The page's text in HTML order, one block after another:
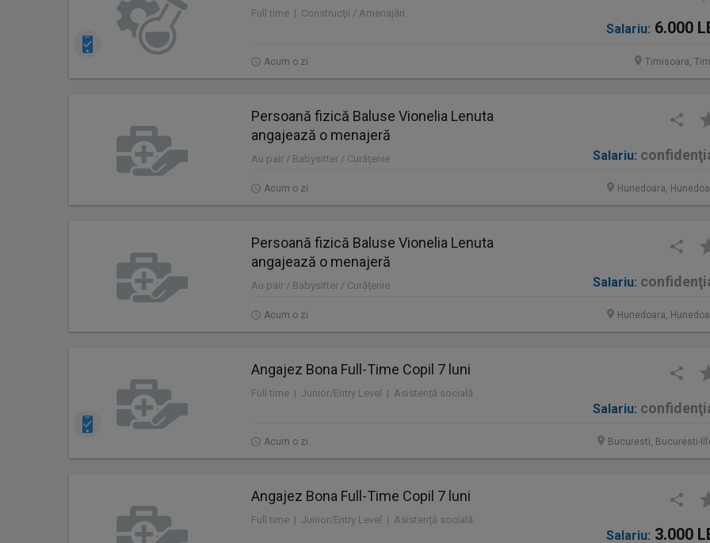
Full time | Construcţii / Amenajări
Salariu: 6.000
Acum o zi Timisoara,
Persoană fizică Baluse Vionelia Lenuta
angajează o menajeră
Au pair / Babysitter / Curăţenie Salariu:
Acum o zi Hunedoara,
Persoană fizică Baluse Vionelia Lenuta
angajează o menajeră
Au pair / Babysitter / Curăţenie Salariu:
Acum o zi Hunedoara,
Angajez Bona Full-Time Copil 7 luni
Full time | Junior/Entry Level | Asistență socială
Salariu:
Acum o zi Bucuresti, Bucuresti-
Angajez Bona Full-Time Copil 7 luni
Full time | Junior/Entry Level | Asistență socială
Salariu: 3.000